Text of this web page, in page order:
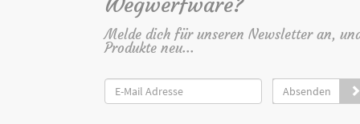
Melde dich für unseren Newsletter an,
Produkte neu...
Absenden